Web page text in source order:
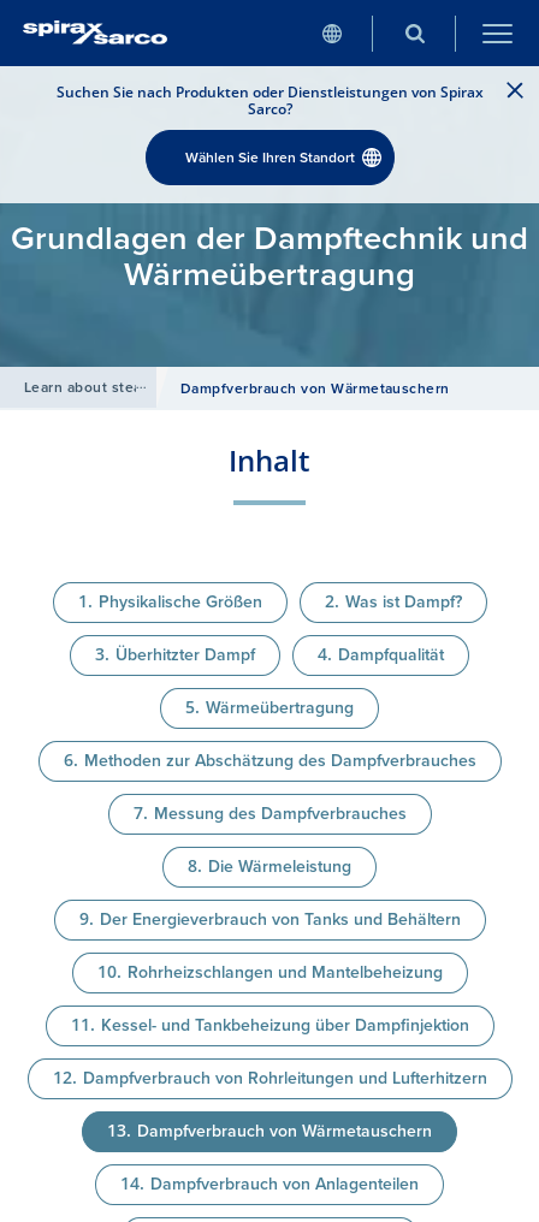
Suchen Sie nach Produkten oder Dienstleistungen von Spirax
Sarco?
Wählen Sie Ihren Standort
Grundlagen der Dampftechnik und
Wärmeübertragung
Learn about steam Dampfverbrauch von Wärmetauschern
Inhalt
Physikalische Größen Was ist Dampf?
Überhitzter Dampf Dampfqualität
Wärmeübertragung
Methoden zur Abschätzung des Dampfverbrauches
Messung des Dampfverbrauches
Die Wärmeleistung
Der Energieverbrauch von Tanks und Behältern
Rohrheizschlangen und Mantelbeheizung
Kessel- und Tankbeheizung über Dampfinjektion
Dampfverbrauch von Rohrleitungen und Lufterhitzern
Dampfverbrauch von Wärmetauschern
Dampfverbrauch von Anlagenteilen